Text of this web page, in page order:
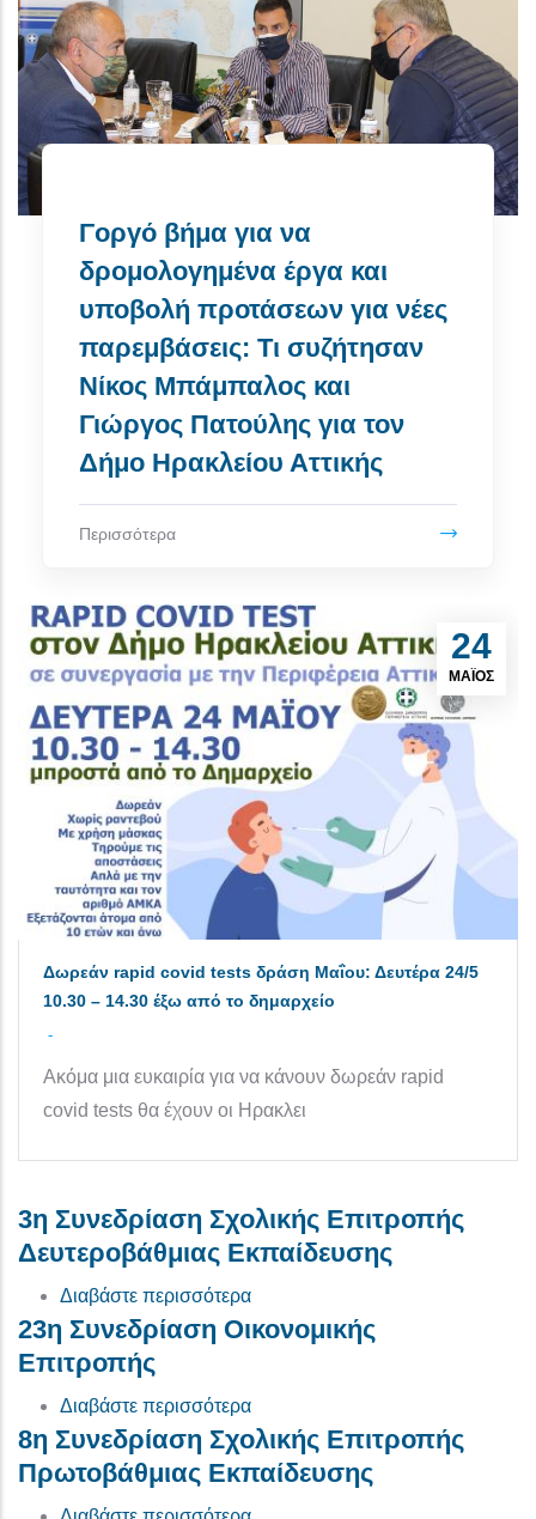
Γοργό βήμα για να
δρομολογημένα έργα και
υποβολή προτάσεων για νέες
παρεμβάσεις: Τι συζήτησαν
Νίκος Μπάμπαλος και
Γιώργος Πατούλης για τον
Δήμο Ηρακλείου Αττικής
Περισσότερα
24
ΜΆΙΟΣ
Δωρεάν rapid covid tests δράση Μαΐου: Δευτέρα 24/5
10.30 – 14.30 έξω από το δημαρχείο
-
Ακόμα μια ευκαιρία για να κάνουν δωρεάν rapid
covid tests θα έχουν οι Ηρακλει
3η Συνεδρίαση Σχολικής Επιτροπής
Δευτεροβάθμιας Εκπαίδευσης
Διαβάστε περισσότεραγια το 3η Συνεδρίαση Σχολικής
23η Συνεδρίαση Οικονομικής
Επιτροπής
Διαβάστε περισσότεραγια το 23η Συνεδρίαση
8η Συνεδρίαση Σχολικής Επιτροπής
Πρωτοβάθμιας Εκπαίδευσης